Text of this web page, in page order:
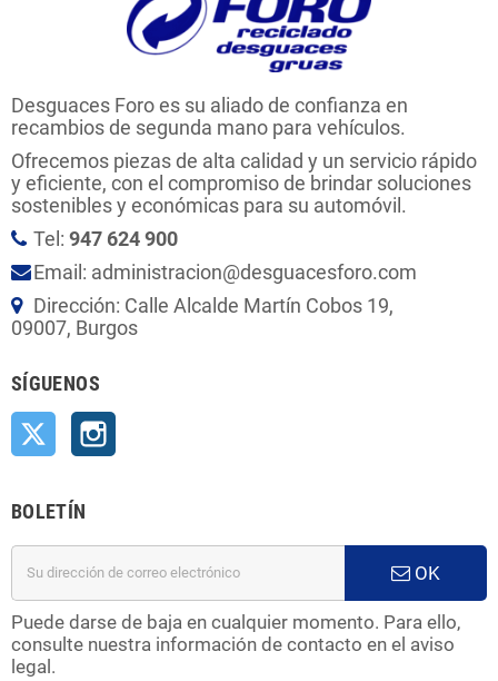
Desguaces Foro es su aliado de confianza en
recambios de segunda mano para vehículos.
Ofrecemos piezas de alta calidad y un servicio rápido
y eficiente, con el compromiso de brindar soluciones
sostenibles y económicas para su automóvil.
Tel: 947 624 900
Email: administracion@desguacesforo.com
Dirección: Calle Alcalde Martín Cobos 19,
09007, Burgos
SÍGUENOS
Twitter
BOLETÍN
OK
Puede darse de baja en cualquier momento. Para ello,
consulte nuestra información de contacto en el aviso
legal.